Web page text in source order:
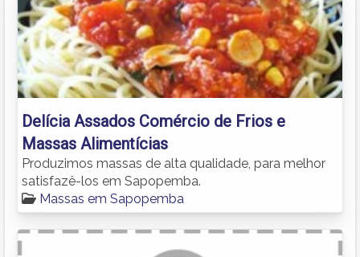
Delícia Assados Comércio de Frios e
Massas Alimentícias
Produzimos massas de alta qualidade, para melhor
satisfazê-los em Sapopemba.
Massas em Sapopemba